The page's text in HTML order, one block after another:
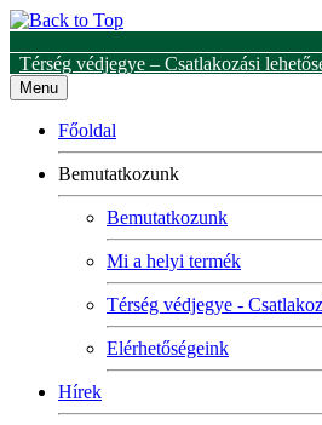
Térség védjegye – Csatlakozási
Menu
Főoldal
Bemutatkozunk
Bemutatkozunk
Mi a helyi termék
Térség védjegye -
Elérhetőségeink
Hírek